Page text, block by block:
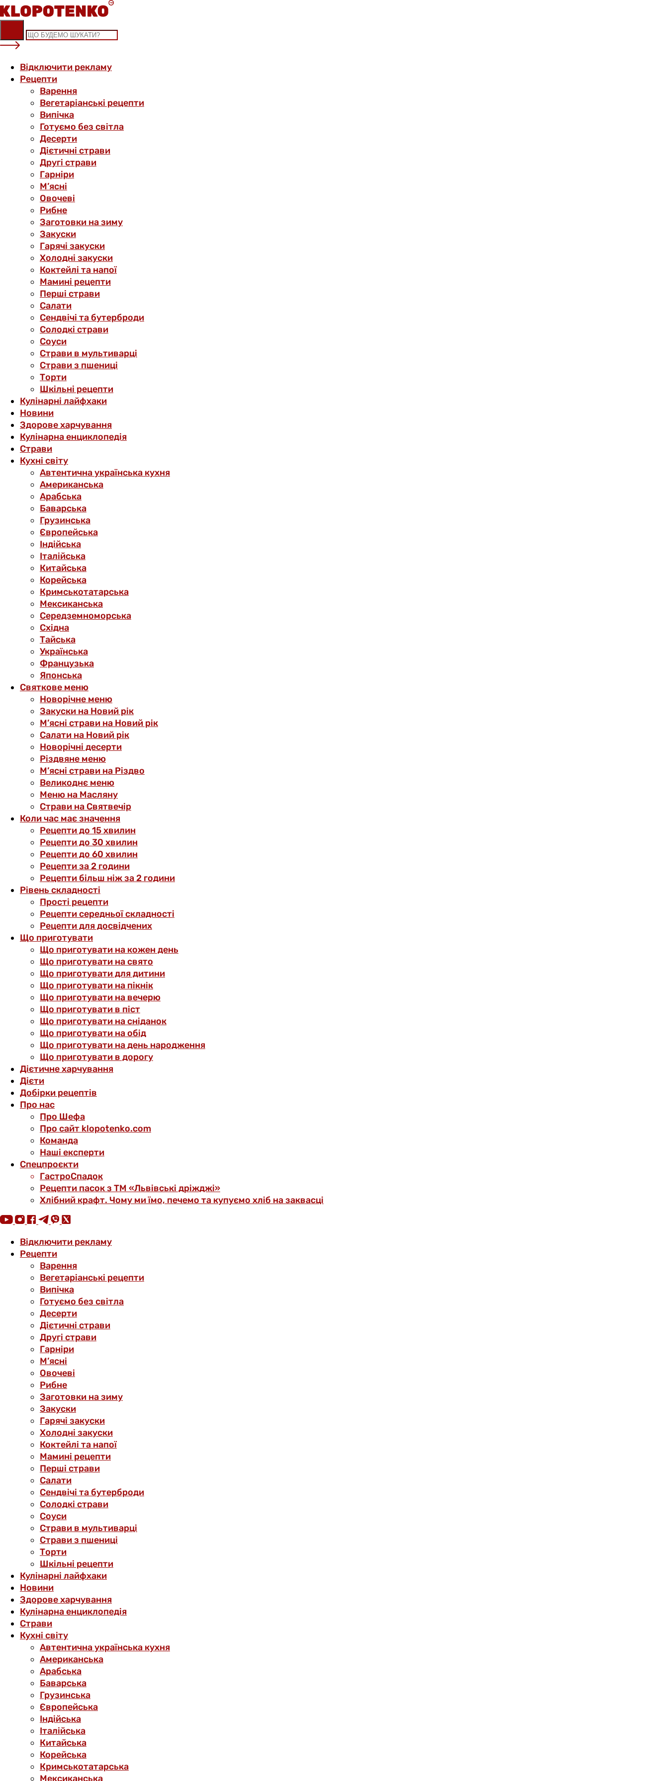
Skip
to
content
Відключити рекламу
Рецепти
Варення
Вегетаріанські рецепти
Випічка
Готуємо без світла
Десерти
Дієтичні страви
Другі страви
Гарніри
М’ясні
Овочеві
Рибне
Заготовки на зиму
Закуски
Гарячі закуски
Холодні закуски
Коктейлі та напої
Мамині рецепти
Перші страви
Салати
Сендвічі та бутерброди
Солодкі страви
Соуси
Страви в мультиварці
Страви з пшениці
Торти
Шкільні рецепти
Кулінарні лайфхаки
Новини
Здорове харчування
Кулінарна енциклопедія
Страви
Кухні світу
Автентична українська кухня
Американська
Арабська
Баварська
Грузинська
Європейська
Індійська
Італійська
Китайська
Корейська
Кримськотатарська
Мексиканська
Середземноморська
Східна
Тайська
Українська
Французька
Японська
Святкове меню
Новорічне меню
Закуски на Новий рік
М’ясні страви на Новий рік
Салати на Новий рік
Новорічні десерти
Різдвяне меню
М’ясні страви на Різдво
Великоднє меню
Меню на Масляну
Страви на Святвечір
Коли час має значення
Рецепти до 15 хвилин
Рецепти до 30 хвилин
Рецепти до 60 хвилин
Рецепти за 2 години
Рецепти більш ніж за 2 години
Рівень складності
Прості рецепти
Рецепти середньої складності
Рецепти для досвідчених
Що приготувати
Що приготувати на кожен день
Що приготувати на свято
Що приготувати для дитини
Що приготувати на пікнік
Що приготувати на вечерю
Що приготувати в піст
Що приготувати на сніданок
Що приготувати на обід
Що приготувати на день народження
Що приготувати в дорогу
Дієтичне харчування
Дієти
Добірки рецептів
Про нас
Про Шефа
Про сайт klopotenko.com
Команда
Наші експерти
Спецпроєкти
ГастроСпадок
Рецепти пасок з ТМ «Львівські дріжджі»
Хлібний крафт. Чому ми їмо, печемо та купуємо хліб на заквасці
Відключити рекламу
Рецепти
Варення
Вегетаріанські рецепти
Випічка
Готуємо без світла
Десерти
Дієтичні страви
Другі страви
Гарніри
М’ясні
Овочеві
Рибне
Заготовки на зиму
Закуски
Гарячі закуски
Холодні закуски
Коктейлі та напої
Мамині рецепти
Перші страви
Салати
Сендвічі та бутерброди
Солодкі страви
Соуси
Страви в мультиварці
Страви з пшениці
Торти
Шкільні рецепти
Кулінарні лайфхаки
Новини
Здорове харчування
Кулінарна енциклопедія
Страви
Кухні світу
Автентична українська кухня
Американська
Арабська
Баварська
Грузинська
Європейська
Індійська
Італійська
Китайська
Корейська
Кримськотатарська
Мексиканська